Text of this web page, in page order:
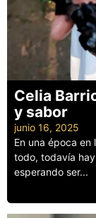
Celia
y sabor
junio 16, 2025
En una época
todo, todavía
esperando ser...